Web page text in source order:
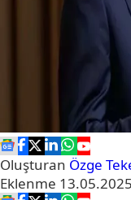
Oluşturan Özge
Eklenme